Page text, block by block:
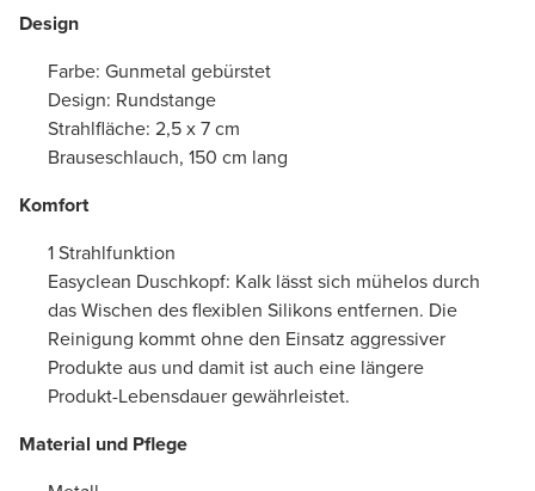
Design
Farbe: Gunmetal gebürstet
Design: Rundstange
Strahlfläche: 2,5 x 7 cm
Brauseschlauch, 150 cm lang
Komfort
1 Strahlfunktion
Easyclean Duschkopf: Kalk lässt sich mühelos durch
das Wischen des flexiblen Silikons entfernen. Die
Reinigung kommt ohne den Einsatz aggressiver
Produkte aus und damit ist auch eine längere
Produkt-Lebensdauer gewährleistet.
Material und Pflege